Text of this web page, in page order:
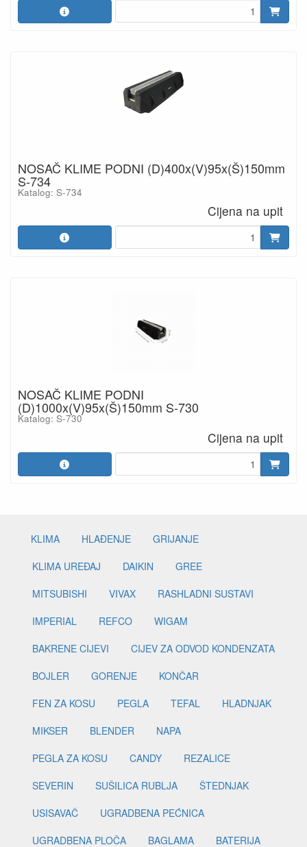
NOSAČ KLIME PODNI (D)400x(V)95x(Š)150mm
S-734
Katalog: S-734
Cijena na upit
NOSAČ KLIME PODNI
(D)1000x(V)95x(Š)150mm S-730
Katalog: S-730
Cijena na upit
KLIMA HLAĐENJE
GRIJANJE
KLIMA UREĐAJ
DAIKIN
GREE
MITSUBISHI
VIVAX
RASHLADNI SUSTAVI
IMPERIAL
REFCO
WIGAM
BAKRENE CIJEVI
CIJEV ZA ODVOD KONDENZATA
BOJLER
GORENJE
KONČAR
FEN ZA KOSU
PEGLA TEFAL
HLADNJAK
MIKSER
BLENDER
NAPA
PEGLA ZA KOSU
CANDY
REZALICE
SEVERIN
SUŠILICA RUBLJA
ŠTEDNJAK
USISAVAČ
UGRADBENA PEĆNICA
UGRADBENA PLOČA
BAGLAMA
BATERIJA